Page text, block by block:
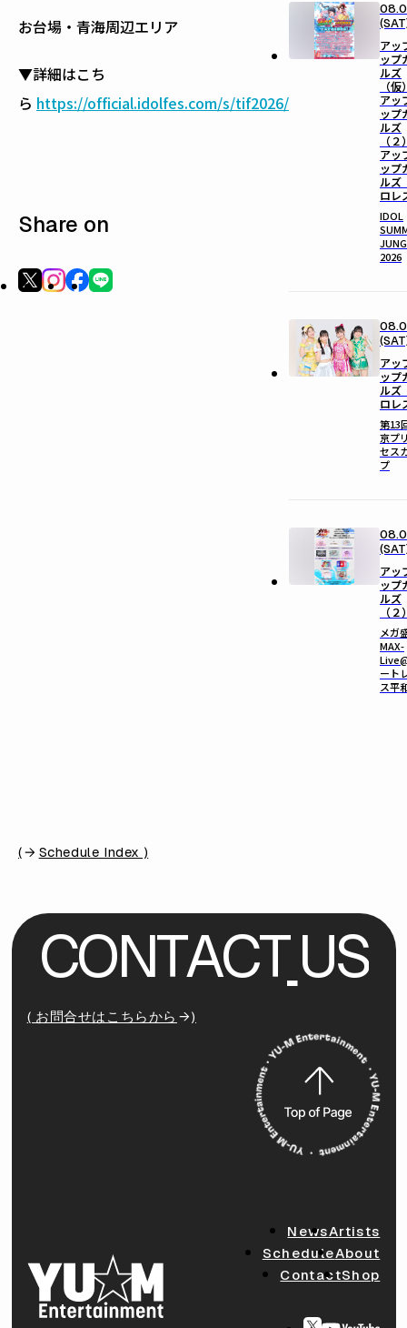
お台場・青海周辺エリア
▼詳細はこち
ら https://official.idolfes.com/s/tif2026/
Share on
アッ
ップ
ルズ
（
アッ
ップ
ルズ
（
アッ
ップ
ルズ
ロレ
IDOL
2026
アッ
ップ
ルズ
ロレ
第13
京プ
セス
プ
アッ
ップ
ルズ
（２
メガ
MAX-
ート
ス平
( Schedule Index )
CONTACT US
( お問合せはこちらから )
NewsArtists
ScheduleAbout
ContactShop